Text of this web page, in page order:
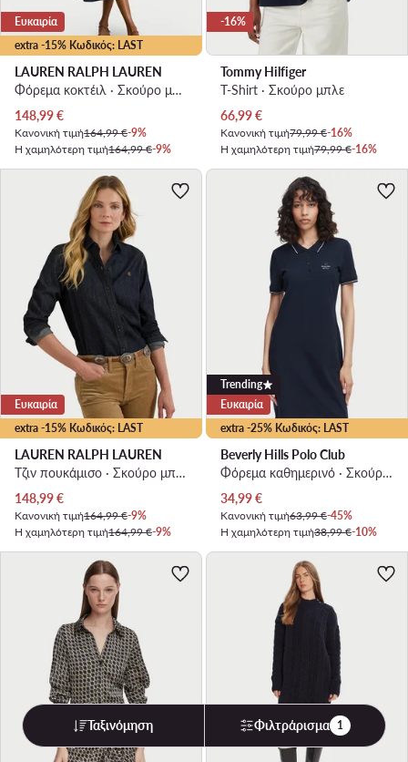
extra -15% Κωδικός: LAST
Ευκαιρία
LAUREN RALPH LAUREN
Φόρεμα κοκτέιλ · Σκούρο μπλε · Midi
Τρέχουσα τιμή
148,99€
Κανονική τιμή164,99 €-9%
Η χαμηλότερη τιμή164,99 €-9%
-16%
Tommy Hilfiger
T-Shirt · Σκούρο μπλε
Τρέχουσα τιμή
66,99€
Κανονική τιμή79,99 €-16%
Η χαμηλότερη τιμή79,99 €-16%
extra -15% Κωδικός: LAST
Ευκαιρία
LAUREN RALPH LAUREN
Τζιν πουκάμισο · Σκούρο μπλε
Τρέχουσα τιμή
148,99€
Κανονική τιμή164,99 €-9%
Η χαμηλότερη τιμή164,99 €-9%
extra -25% Κωδικός: LAST
Trending
Ευκαιρία
Beverly Hills Polo Club
Φόρεμα καθημερινό · Σκούρο μπλε · Mini
Τρέχουσα τιμή
34,99€
Κανονική τιμή63,99 €-45%
Η χαμηλότερη τιμή38,99 €-10%
Ταξινόμηση Φιλτράρισμα 1